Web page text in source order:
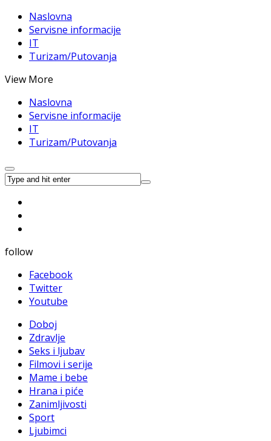
Naslovna
Servisne informacije
IT
Turizam/Putovanja
View More
Naslovna
Servisne informacije
IT
Turizam/Putovanja
follow
Facebook
Twitter
Youtube
Doboj
Zdravlje
Seks i ljubav
Filmovi i serije
Mame i bebe
Hrana i piće
Zanimljivosti
Sport
Ljubimci